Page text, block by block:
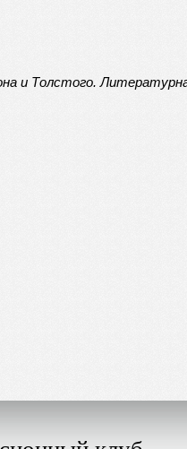
и Толстого.